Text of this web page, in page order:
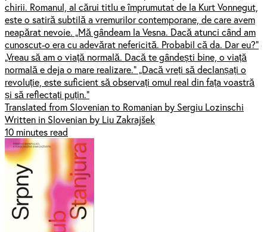
chirii. Romanul, al cărui titlu e împrumutat de la Kurt Vonnegut,
este o satiră subtilă a vremurilor contemporane, de care avem
neapărat nevoie. „Mă gândeam la Vesna. Dacă atunci când am
cunoscut-o era cu adevărat nefericită. Probabil că da. Dar eu?”
„Vreau să am o viață normală. Dacă te gândești bine, o viață
normală e deja o mare realizare.” „Dacă vreți să declanșați o
revoluție, este suficient să observați omul real din fața voastră
și să reflectați puțin.”
Translated from Slovenian to Romanian by Sergiu Lozinschi
Written in Slovenian by Liu Zakrajšek
10 minutes read